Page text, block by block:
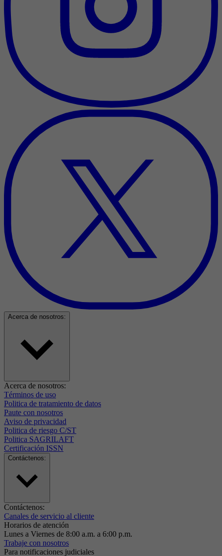
Acerca de nosotros:
Acerca de nosotros:
Términos de uso
Politica de tratamiento de datos
Paute con nosotros
Aviso de privacidad
Politica de riesgo C/ST
Politica SAGRILAFT
Certificación ISSN
Contáctenos:
Contáctenos:
Canales de servicio al cliente
Horarios de atención
Lunes a Viernes de 8:00 a.m. a 6:00 p.m.
Trabaje con nosotros
Para notificaciones judiciales